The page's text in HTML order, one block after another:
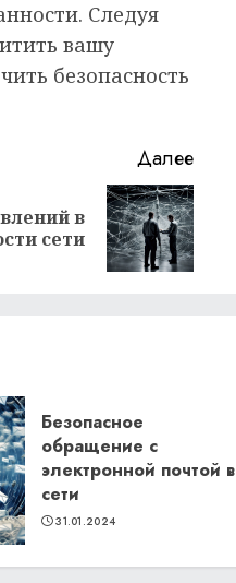
Следуя
вашу
безопасность
Далее
в
сети
Безопасное
обращение с
электронной почтой в
сети
31.01.2024